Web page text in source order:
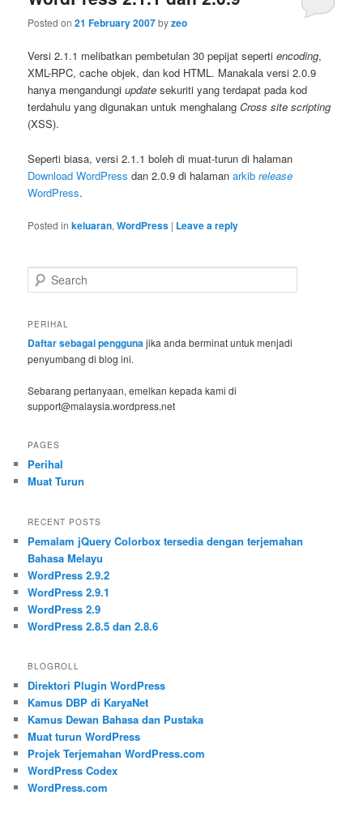
Posted on21 February 2007byzeo
Versi 2.1.1 melibatkan pembetulan 30 pepijat sepertiencoding,
XML-RPC, cache objek, dan kod HTML. Manakala versi 2.0.9
hanya mengandungiupdate sekuriti yang terdapat pada kod
terdahulu yang digunakan untuk menghalangCross site scripting
(XSS).
Seperti biasa, versi 2.1.1 boleh di muat-turun di halaman
Download WordPress dan 2.0.9 di halamanarkibrelease
WordPress.
Posted in keluaran,WordPress | Leave a reply
e
r
h
PERIHAL
Daftar sebagai penggunajika anda berminat untuk menjadi
penyumbang di blog ini.
Sebarang pertanyaan, emelkan kepada kami di
support@malaysia.wordpress.net
PAGES
Perihal
Muat Turun
RECENT POSTS
Pemalam jQuery Colorbox tersedia dengan terjemahan
Bahasa Melayu
WordPress 2.9.2
WordPress 2.9.1
WordPress 2.9
WordPress 2.8.5 dan 2.8.6
BLOGROLL
Direktori Plugin WordPress
Kamus DBP di KaryaNet
Kamus Dewan Bahasa dan Pustaka
Muat turun WordPress
Projek Terjemahan WordPress.com
WordPress Codex
WordPress.com